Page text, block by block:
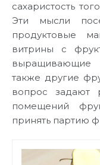
сахаристость
Эти мысли
продуктовые
витрины с
выращивающие
также другие
вопрос задают
помещений
принять партию